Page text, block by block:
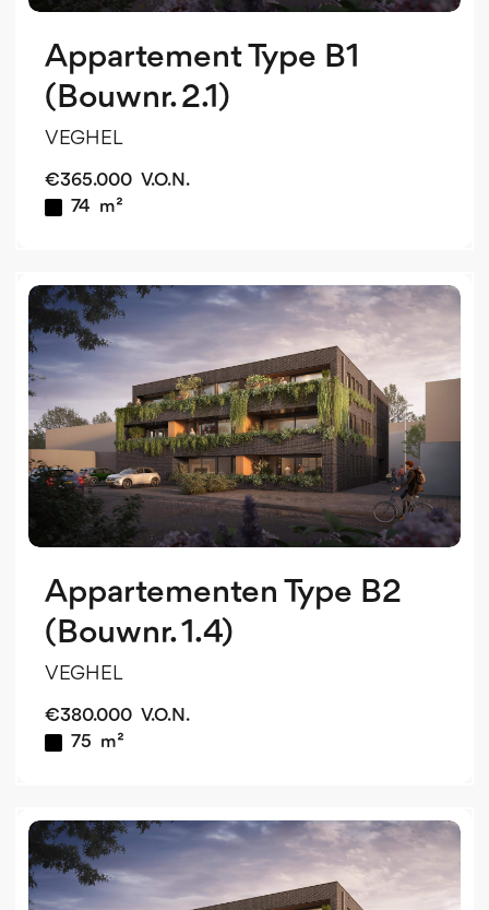
Appartement Type B1
(Bouwnr. 2.1)
VEGHEL
€365.000 V.O.N.
74 m²
Appartementen Type B2
(Bouwnr. 1.4)
VEGHEL
€380.000 V.O.N.
75 m²